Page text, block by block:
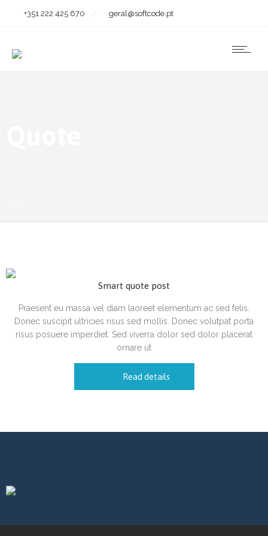
+351 222 425 670 geral@softcode.pt
Smart quote post
Praesent eu massa vel diam laoreet elementum ac sed felis.
Donec suscipit ultricies risus sed mollis. Donec volutpat porta
risus posuere imperdiet. Sed viverra dolor sed dolor placerat
ornare ut
Read details